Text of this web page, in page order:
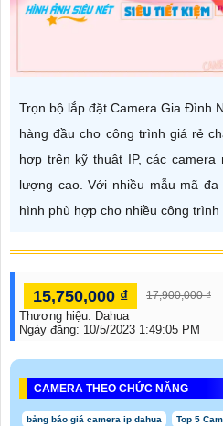
Trọn bộ lắp đặt Camera Gia Đình
hàng đầu cho công trình giá rẻ
hợp trên kỹ thuật IP, các
lượng cao. Với nhiều mẫu mã
hình phù hợp cho nhiều công trình
15,750,000 ₫ 17,900,000 ₫
Thương hiệu: Dahua
Ngày đăng: 10/5/2023 1:49:05 PM
CAMERA THEO CHỨC NĂNG
bảng báo giá camera ip dahua Top 5